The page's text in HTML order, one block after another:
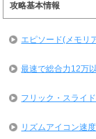
攻略基本情報
エピソード(メモリ
最速で総合力12万
フリック・スライ
リズムアイコン速